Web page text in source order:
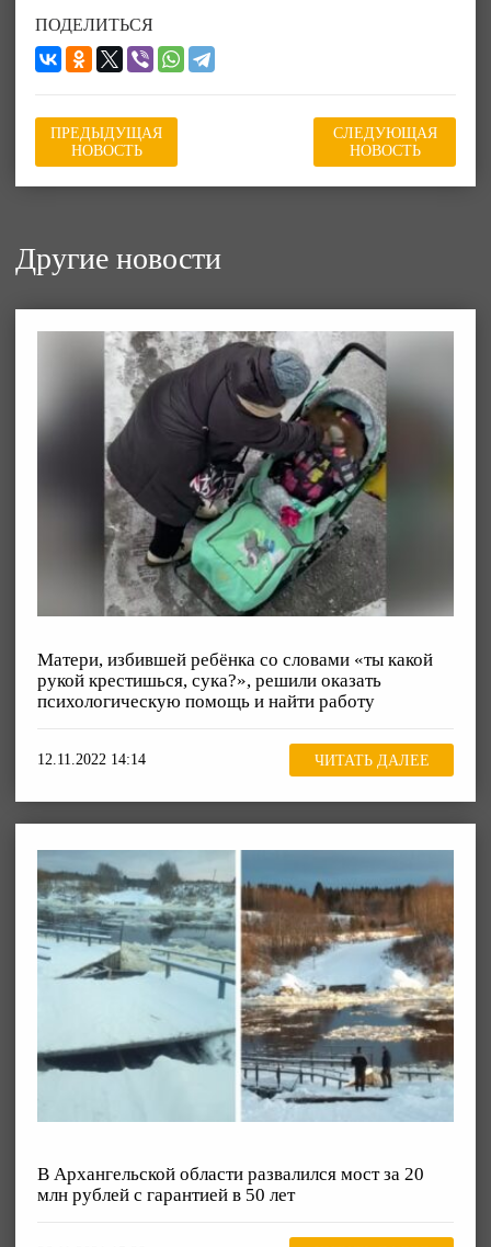
ПОДЕЛИТЬСЯ
ПРЕДЫДУЩАЯ
НОВОСТЬ
СЛЕДУЮЩАЯ
НОВОСТЬ
Другие новости
Матери, избившей ребёнка со словами «ты какой
рукой крестишься, сука?», решили оказать
психологическую помощь и найти работу
12.11.2022 14:14 ЧИТАТЬ ДАЛЕЕ
В Архангельской области развалился мост за 20
млн рублей с гарантией в 50 лет